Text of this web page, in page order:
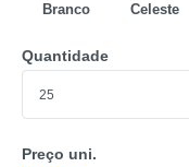
Branco Celeste
Quantidade
Preço uni.
CATEGORIA
EAN